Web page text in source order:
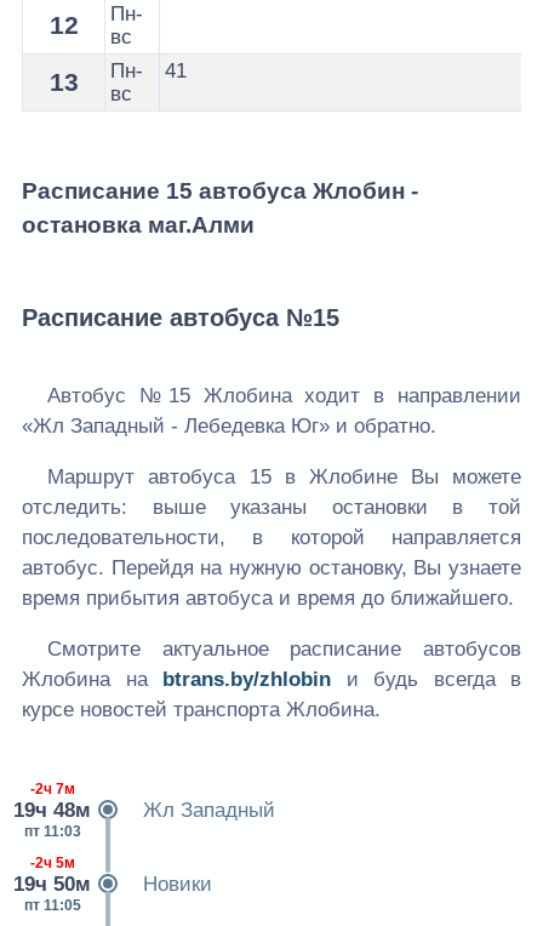
12
Пн-
вс
13
Пн-
вс
41
Расписание 15 автобуса Жлобин -
остановка маг.Алми
Расписание автобуса №15
Автобус №15 Жлобина ходит в направлении
«Жл Западный - Лебедевка Юг» и обратно.
Маршрут автобуса 15 в Жлобине Вы можете
отследить: выше указаны остановки в той
последовательности, в которой направляется
автобус. Перейдя на нужную остановку, Вы узнаете
время прибытия автобуса и время до ближайшего.
Смотрите актуальное расписание автобусов
Жлобина на btrans.by/zhlobin и будь всегда в
курсе новостей транспорта Жлобина.
-2ч 7м
19ч 48м
пт 11:03
Жл Западный
-2ч 5м
19ч 50м
пт 11:05
Новики